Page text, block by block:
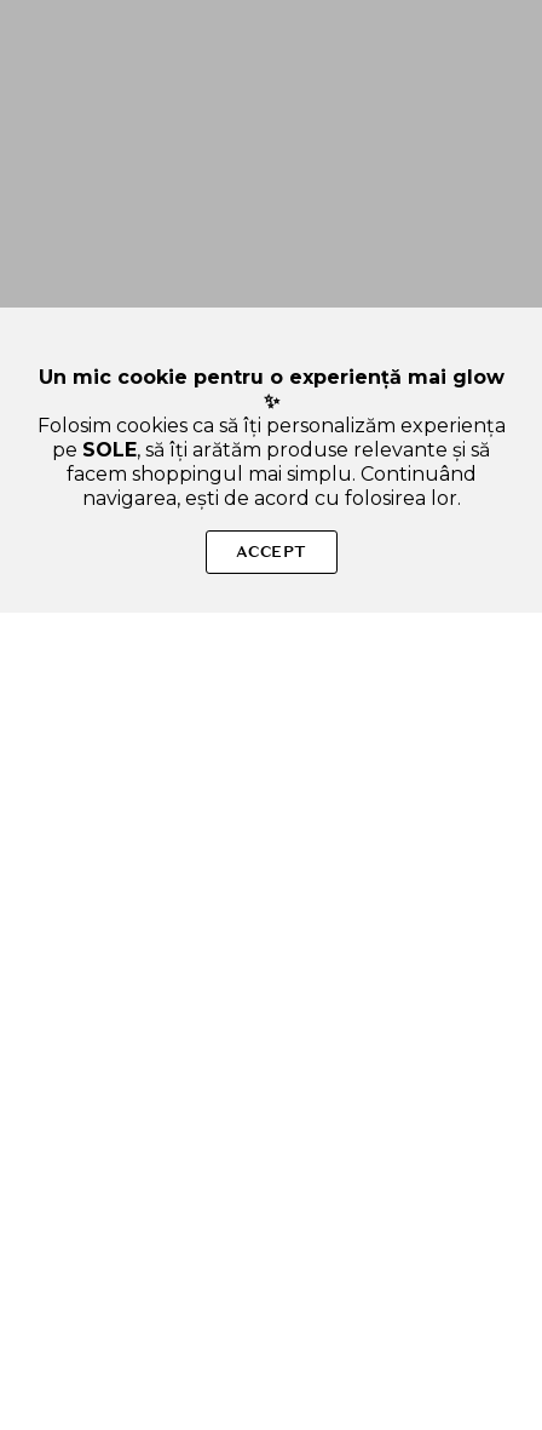
Fresh Bam Balm To Foam, 130 ml - Spuma de curatare
formulata cu castana coreeana si Centella Asiatica, care
Un mic cookie pentru o experiență mai glow
✨
Folosim cookies ca să îți personalizăm experiența
pe SOLE, să îți arătăm produse relevante și să
facem shoppingul mai simplu. Continuând
navigarea, ești de acord cu folosirea lor.
ACCEPT